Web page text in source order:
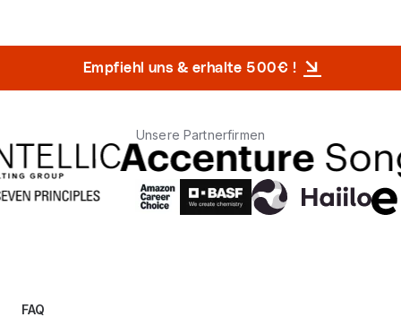
Empfiehl uns & erhalte 500€ !
Unsere Partnerfirmen
FAQ